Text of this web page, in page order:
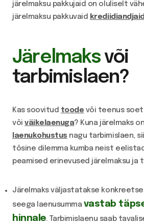
järelmaksu pakkujaid on oluliselt
järelmaksu pakkuvaid
krediidiandjaid
Järelmaksvõi
tarbimislaen?
Kas soovitud toode või teenus
võiväikelaenuga? Kuna järelmaks
laenukohustus nagu tarbimislaen,
tõsine dilemma kumba neist
peamised erinevused järelmaksu ja
Järelmaks väljastatakse
seega laenusumma vastab
hinnale. Tarbimislaenu saab